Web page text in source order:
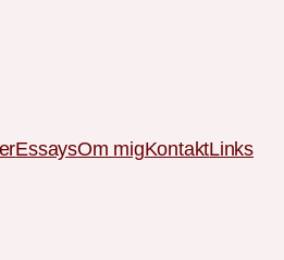
EssaysOm migKontaktLinks